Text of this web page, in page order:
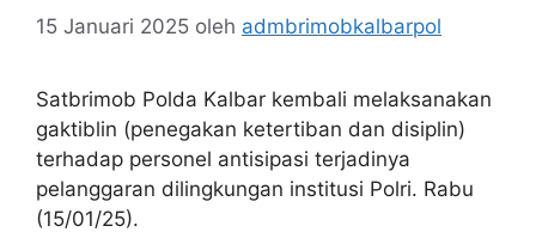
15 Januari 2025 oleh admbrimobkalbarpol
Satbrimob Polda Kalbar kembali melaksanakan
gaktiblin (penegakan ketertiban dan disiplin)
terhadap personel antisipasi terjadinya
pelanggaran dilingkungan institusi Polri. Rabu
(15/01/25).